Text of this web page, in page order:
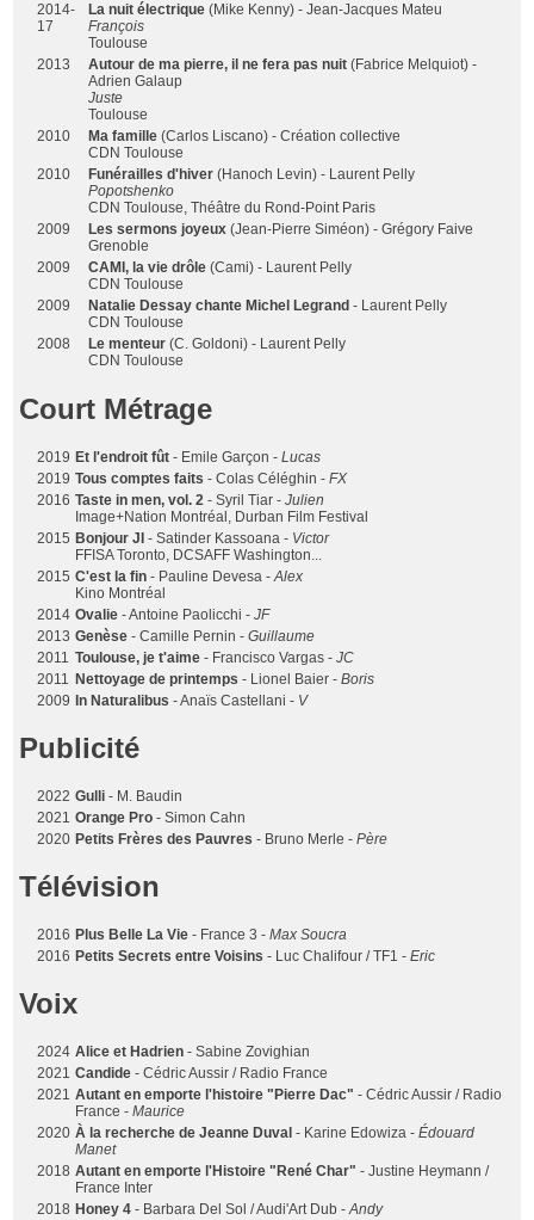
2014-
17
La nuit électrique (Mike Kenny) - Jean-Jacques Mateu
François
Toulouse
2013
Autour de ma pierre, il ne fera pas nuit (Fabrice Melquiot) -
Adrien Galaup
Juste
Toulouse
2010
Ma famille (Carlos Liscano) - Création collective
CDN Toulouse
2010
Funérailles d'hiver (Hanoch Levin) - Laurent Pelly
Popotshenko
CDN Toulouse, Théâtre du Rond-Point Paris
2009
Les sermons joyeux (Jean-Pierre Siméon) - Grégory Faive
Grenoble
2009
CAMI, la vie drôle (Cami) - Laurent Pelly
CDN Toulouse
2009
Natalie Dessay chante Michel Legrand - Laurent Pelly
CDN Toulouse
2008
Le menteur (C. Goldoni) - Laurent Pelly
CDN Toulouse
Court Métrage
2019 Et l'endroit fût - Emile Garçon -Lucas
2019 Tous comptes faits - Colas Céléghin -FX
2016 Taste in men, vol. 2 - Syril Tiar -Julien
Image+Nation Montréal, Durban Film Festival
2015 Bonjour JI - Satinder Kassoana - Victor
FFISA Toronto, DCSAFF Washington...
2015 C'est la fin - Pauline Devesa -Alex
Kino Montréal
2014 Ovalie - Antoine Paolicchi -JF
2013 Genèse - Camille Pernin -Guillaume
2011 Toulouse, je t'aime - Francisco Vargas -JC
2011 Nettoyage de printemps - Lionel Baier -Boris
2009 In Naturalibus - Anaïs Castellani - V
Publicité
2022 Gulli - M. Baudin
2021 Orange Pro - Simon Cahn
2020 Petits Frères des Pauvres - Bruno Merle -Père
Télévision
2016 Plus Belle La Vie - France 3 -Max Soucra
2016 Petits Secrets entre Voisins - Luc Chalifour / TF1 -Eric
Voix
2024 Alice et Hadrien - Sabine Zovighian
2021 Candide - Cédric Aussir / Radio France
2021 Autant en emporte l'histoire "Pierre Dac" - Cédric Aussir / Radio
France -Maurice
2020 À la recherche de Jeanne Duval - Karine Edowiza -Édouard
Manet
2018 Autant en emporte l'Histoire "René Char" - Justine Heymann /
France Inter
2018 Honey 4 - Barbara Del Sol / Audi'Art Dub -Andy